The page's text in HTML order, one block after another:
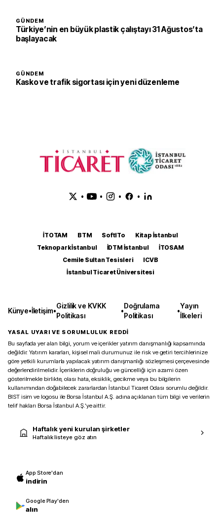
GÜNDEM
Türkiye’nin en büyük plastik çalıştayı 31 Ağustos’ta
başlayacak
GÜNDEM
Kasko ve trafik sigortası için yeni düzenleme
• • • •
İTOTAM BTM SoftITo
Kitap İstanbul
Teknopark İstanbul
İDTM İstanbul
İTOSAM
Cemile Sultan Tesisleri
ICVB
İstanbul Ticaret Üniversitesi
Künye•İletişim•
Gizlilik ve KVKK
Politikası
•
Doğrulama
Politikası
•
Yayın
İlkeleri
YASAL UYARI VE SORUMLULUK REDDİ
Bu sayfada yer alan bilgi, yorum ve içerikler yatırım danışmanlığı kapsamında
değildir. Yatırım kararları, kişisel mali durumunuz ile risk ve getiri tercihlerinize
göre yetkili kurumlarla yapılacak yatırım danışmanlığı sözleşmesi çerçevesinde
değerlendirilmelidir. İçeriklerin doğruluğu ve güncelliği için azami özen
gösterilmekle birlikte, olası hata, eksiklik, gecikme veya bu bilgilerin
kullanımından doğabilecek zararlardan İstanbul Ticaret Odası sorumlu değildir.
BIST isim ve logosu ile Borsa İstanbul A.Ş. adına açıklanan tüm bilgi ve verilerin
telif hakları Borsa İstanbul A.Ş.’ye aittir.
Haftalık yeni kurulan şirketler
Haftalık listeye göz atın
App Store'dan
indirin
Google Play'den
alın